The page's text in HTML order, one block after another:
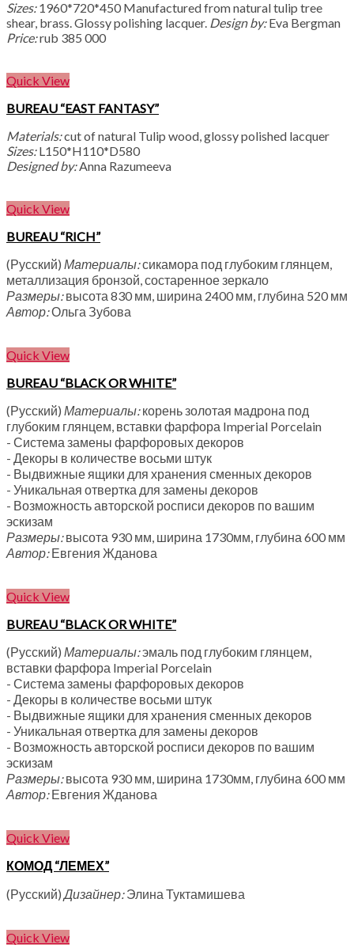
Sizes:1960*720*450 Manufactured from natural tulip tree
shear, brass. Glossy polishing lacquer. Design by:Eva Bergman
Price:rub 385 000
Quick View
BUREAU “EAST FANTASY”
Materials:cut of natural Tulip wood, glossy polished lacquer
Sizes:L150*H110*D580
Designed by:Anna Razumeeva
Quick View
BUREAU “RICH”
(Русский) Материалы:сикамора под глубоким глянцем,
металлизация бронзой, состаренное зеркало
Размеры:высота 830 мм, ширина 2400 мм, глубина 520 мм
Автор:Ольга Зубова
Quick View
BUREAU “BLACK OR WHITE”
(Русский) Материалы:корень золотая мадрона под
глубоким глянцем, вставки фарфора Imperial Porcelain
- Система замены фарфоровых декоров
- Декоры в количестве восьми штук
- Выдвижные ящики для хранения сменных декоров
- Уникальная отвертка для замены декоров
- Возможность авторской росписи декоров по вашим
эскизам
Размеры:высота 930 мм, ширина 1730мм, глубина 600 мм
Автор:Евгения Жданова
Quick View
BUREAU “BLACK OR WHITE”
(Русский) Материалы:эмаль под глубоким глянцем,
вставки фарфора Imperial Porcelain
- Система замены фарфоровых декоров
- Декоры в количестве восьми штук
- Выдвижные ящики для хранения сменных декоров
- Уникальная отвертка для замены декоров
- Возможность авторской росписи декоров по вашим
эскизам
Размеры:высота 930 мм, ширина 1730мм, глубина 600 мм
Автор:Евгения Жданова
Quick View
КОМОД “ЛЕМЕХ”
(Русский)Дизайнер:Элина Туктамишева
Quick View